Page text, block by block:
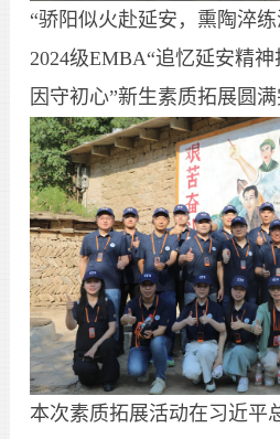
“骄阳似火赴延安，熏陶淬
2024级EMBA“追忆延安精
因守初心”新生素质拓展圆满
本次素质拓展活动在习近平